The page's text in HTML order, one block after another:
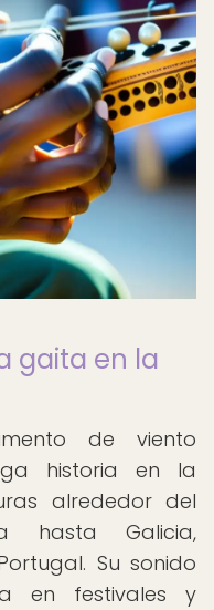
gaita en la
de viento
historia en la
alrededor del
hasta Galicia,
Su sonido
en festivales y